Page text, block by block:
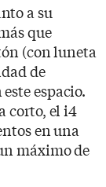
a su
que
(con luneta
de
espacio.
corto, el i4
en una
máximo de